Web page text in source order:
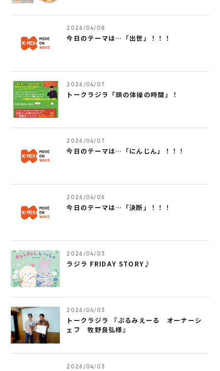
2026/04/08
今日のテーマは…「出世」！！！
2026/04/07
トークラジラ「頭の体操の時間」！
2026/04/07
今日のテーマは…「にんじん」！！！
2026/04/06
今日のテーマは…「決断」！！！
2026/04/03
ラジラ FRIDAY STORY♪
2026/04/03
トークラジラ 『ぷるみえーる オーナーシ
ェフ 牧野良弘様』
2026/04/03